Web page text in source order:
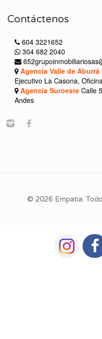
Contáctenos
604 3221652
304 682 2040
Agencia Valle de Aburrá
Ejecutivo La Casona,
Agencia Suroeste Calle
Andes
© 2026 Empatia.